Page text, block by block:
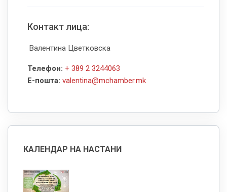
Контакт лица:
Валентина Цветковска
Телефон: + 389 2 3244063
Е-пошта: valentina@mchamber.mk
КАЛЕНДАР НА НАСТАНИ